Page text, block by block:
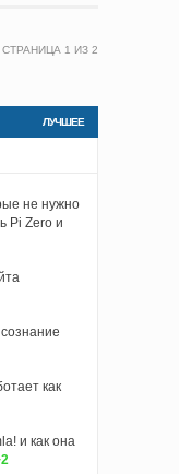
СТРАНИЦА 1 ИЗ 2
ЛУЧШЕЕ
не нужно
Pi Zero и
как
и как она